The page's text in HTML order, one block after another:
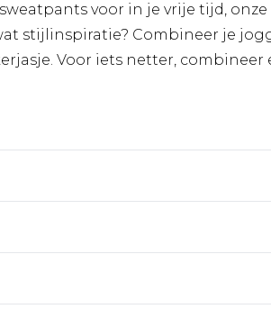
voor in je vrije tijd, onze
stijlinspiratie? Combineer je
Voor iets netter, combineer